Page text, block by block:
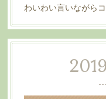
わいわい言いながら